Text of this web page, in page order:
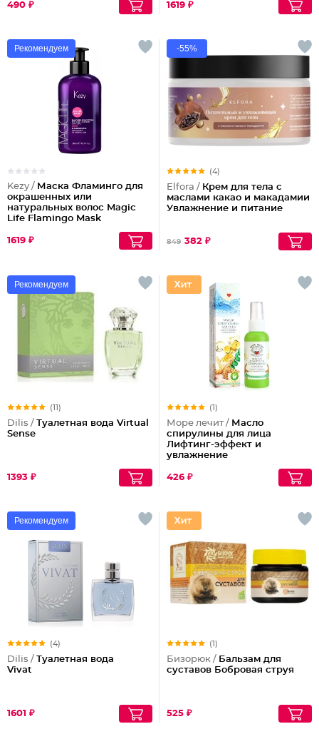
490 ₽ 1619 ₽
Рекомендуем
Kezy / Маска Фламинго для
окрашенных или
натуральных волос Magic
Life Flamingo Mask
1619 ₽
-55%
(4)
Elfora / Крем для тела с
маслами какао и макадамии
Увлажнение и питание
849 382 ₽
Рекомендуем
(11)
Dilis / Туалетная вода Virtual
Sense
1393 ₽
(1)
Море лечит / Масло
спирулины для лица
Лифтинг-эффект и
увлажнение
426 ₽
Рекомендуем
(4)
Dilis / Туалетная вода
Vivat
1601 ₽
(1)
Бизорюк / Бальзам для
суставов Бобровая струя
525 ₽